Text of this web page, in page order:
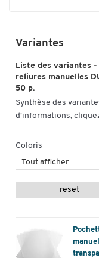
Variantes
Liste des variantes
reliures manuelles
50 p.
Synthèse des
d'informations,
Coloris
reset